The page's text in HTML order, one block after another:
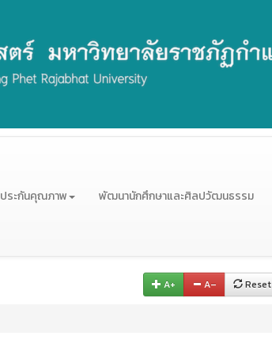
ประกันคุณภาพ พัฒนานักศึกษาและศิลปวัฒนธรรม
A+ A– Reset